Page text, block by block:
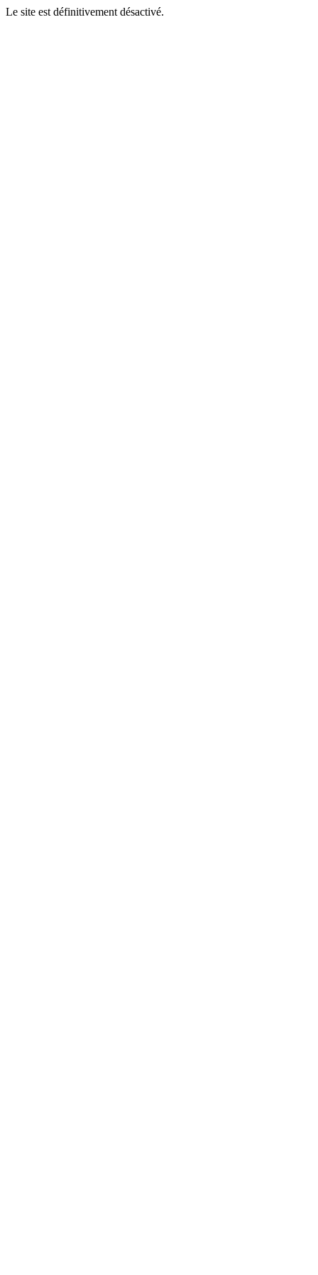
Le site est définitivement désactivé.